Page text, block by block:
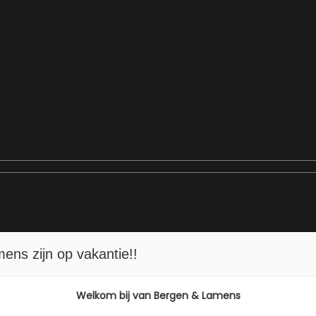
Transmissie
zijn op vakantie!!
Welkom bij van Bergen & Lamens